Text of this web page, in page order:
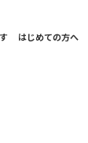
はじめての方へ